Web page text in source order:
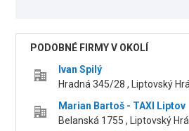
PODOBNÉ FIRMY V OKOLÍ
Ivan Spilý
Hradná 345/28 , Liptovský
Marian Bartoš - TAXI Liptov
Belanská 1755 , Liptovský